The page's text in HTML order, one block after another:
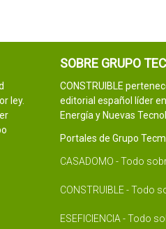
ley.
SOBRE GRUPO
CONSTRUIBLE
editorial español líder
Energía y Nuevas
Portales de Grupo
CASADOMO - Todo
CONSTRUIBLE - Todo
ESEFICIENCIA - Todo